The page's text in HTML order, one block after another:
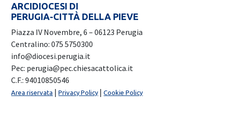
ARCIDIOCESI DI
PERUGIA-CITTÀ DELLA PIEVE
Piazza IV Novembre, 6 – 06123 Perugia
Centralino: 075 5750300
info@diocesi.perugia.it
Pec: perugia@pec.chiesacattolica.it
C.F.: 94010850546
Area riservata |Privacy Policy |Cookie Policy